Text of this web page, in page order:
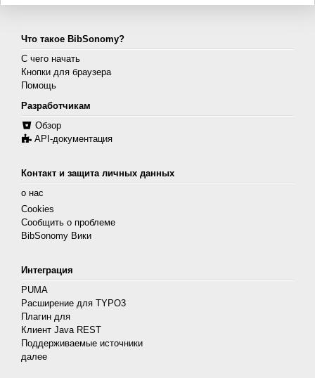
Что такое BibSonomy?
С чего начать
Кнопки для браузера
Помощь
Разработчикам
Обзор
API-документация
Контакт и защита личных данных
о нас
Cookies
Сообщить о проблеме
BibSonomy Вики
Интеграция
PUMA
Расширение для TYPO3
Плагин для
Клиент Java REST
Поддерживаемые источники
далее